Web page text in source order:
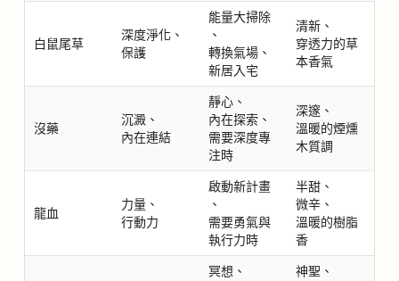
白鼠尾草
深度淨化、
保護
能量大掃除
、
轉換氣場、
新居入宅
清新、
穿透力的草
本香氣
沒藥
沉澱、
內在連結
靜心、
內在探索、
需要深度專
注時
深邃、
溫暖的煙燻
木質調
龍血
力量、
行動力
啟動新計畫
、
需要勇氣與
執行力時
半甜、
微辛、
溫暖的樹脂
香
冥想、
神聖、